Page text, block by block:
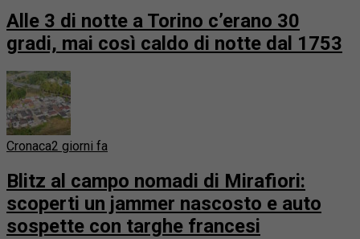
Alle 3 di notte a Torino c’erano 30
gradi, mai così caldo di notte dal 1753
Cronaca2 giorni fa
Blitz al campo nomadi di Mirafiori:
scoperti un jammer nascosto e auto
sospette con targhe francesi